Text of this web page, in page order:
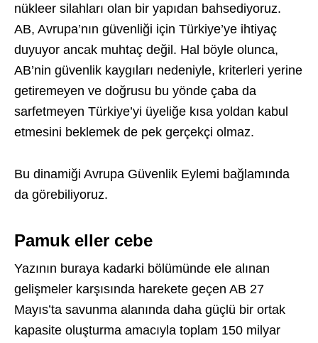
nükleer silahları olan bir yapıdan bahsediyoruz.
AB, Avrupa’nın güvenliği için Türkiye’ye ihtiyaç
duyuyor ancak muhtaç değil. Hal böyle olunca,
AB’nin güvenlik kaygıları nedeniyle, kriterleri yerine
getiremeyen ve doğrusu bu yönde çaba da
sarfetmeyen Türkiye’yi üyeliğe kısa yoldan kabul
etmesini beklemek de pek gerçekçi olmaz.
Bu dinamiği Avrupa Güvenlik Eylemi bağlamında
da görebiliyoruz.
Pamuk eller cebe
Yazının buraya kadarki bölümünde ele alınan
gelişmeler karşısında harekete geçen AB 27
Mayıs’ta savunma alanında daha güçlü bir ortak
kapasite oluşturma amacıyla toplam 150 milyar